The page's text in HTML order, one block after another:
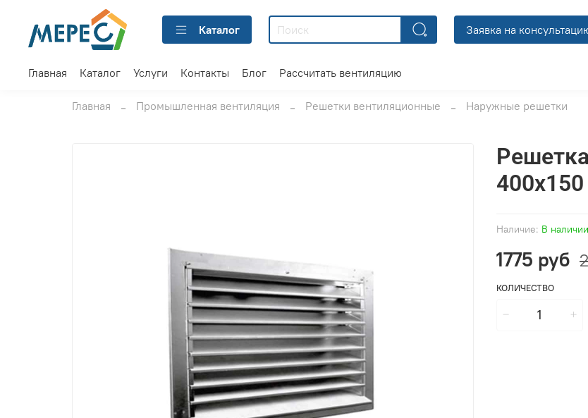
Каталог Заявка на
Главная Каталог Услуги Контакты Блог Рассчитать вентиляцию
Главная Промышленная вентиляция Решетки вентиляционные Наружные решетки
Наличие: В наличии
400x150
1775 руб
КОЛИЧЕСТВО